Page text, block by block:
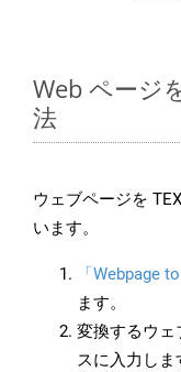
Web ページ
法
ウェブページを
います。
「Webpage to
ます。
変換するウェ
スに入力しま